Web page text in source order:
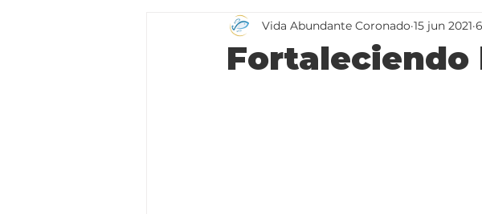
Fortaleciendo
Vida Abundante Coronado 15 jun 2021